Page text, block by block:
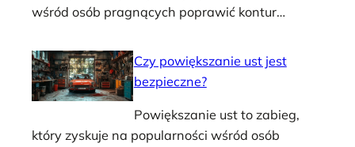
wśród osób pragnących poprawić kontur…
Czy powiększanie ust jest
bezpieczne?
Powiększanie ust to zabieg,
który zyskuje na popularności wśród osób